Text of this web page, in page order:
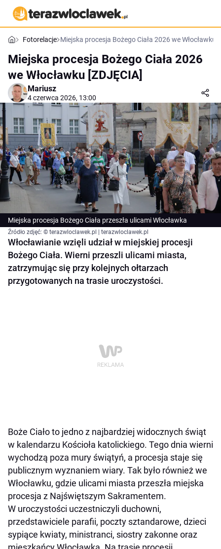
Fotorelacje Miejska procesja Bożego Ciała 2026 we Włocławku
Miejska procesja Bożego Ciała 2026
we Włocławku [ZDJĘCIA]
Mariusz
4 czerwca 2026, 13:00
Miejska procesja Bożego Ciała przeszła ulicami Włocławka
Źródło zdjęć: © terazwloclawek.pl | terazwloclawek.pl
Włocławianie wzięli udział w miejskiej procesji
Bożego Ciała. Wierni przeszli ulicami miasta,
zatrzymując się przy kolejnych ołtarzach
przygotowanych na trasie uroczystości.
Boże Ciało to jedno z najbardziej widocznych świąt
w kalendarzu Kościoła katolickiego. Tego dnia wierni
wychodzą poza mury świątyń, a procesja staje się
publicznym wyznaniem wiary. Tak było również we
Włocławku, gdzie ulicami miasta przeszła miejska
procesja z Najświętszym Sakramentem.
W uroczystości uczestniczyli duchowni,
przedstawiciele parafii, poczty sztandarowe, dzieci
sypiące kwiaty, ministranci, siostry zakonne oraz